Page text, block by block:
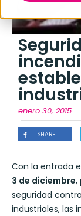
enero 30, 2015
SHARE
Con la entrada
3 de diciembre,
seguridad
industriales, las